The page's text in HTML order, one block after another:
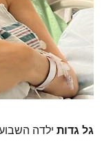
גל גדות ילדה